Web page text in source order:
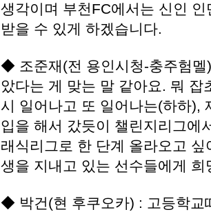
생각이며 부천FC에서는 신인
받을 수 있게 하겠습니다.
◆ 조준재(전 용인시청-충주험
았다는 게 맞는 말 같아요. 뭐
시 일어나고 또 일어나는(하하),
입을 해서 갔듯이 챌린지리그에
래식리그로 한 단계 올라오고
생을 지내고 있는 선수들에게
◆ 박건(현 후쿠오카) : 고등학교